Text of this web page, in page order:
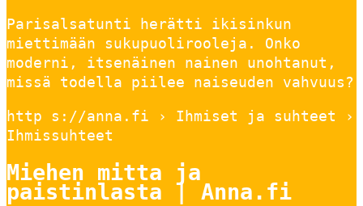
Parisalsatunti herätti ikisinkun
miettimään sukupuolirooleja. Onko
moderni, itsenäinen nainen unohtanut,
missä todella piilee naiseuden vahvuus?
http s://anna.fi › Ihmiset ja suhteet ›
Ihmissuhteet
Miehen mitta ja
paistinlasta | Anna.fi